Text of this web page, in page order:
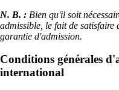
N. B. : Bien qu'il soit
admissible, le fait de satisfaire
garantie d'admission.
Conditions générales
international